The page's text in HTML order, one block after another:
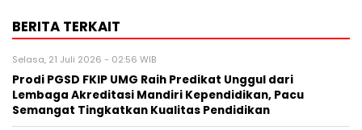
BERITA TERKAIT
Selasa, 21 Juli 2026 - 02:56 WIB
Prodi PGSD FKIP UMG Raih Predikat Unggul dari
Lembaga Akreditasi Mandiri Kependidikan, Pacu
Semangat Tingkatkan Kualitas Pendidikan